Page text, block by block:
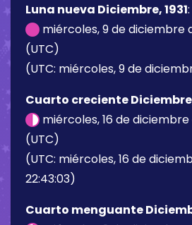
Luna nueva Diciembre, 1931:
miércoles, 9 de diciembre
(UTC)
(UTC: miércoles, 9 de
Cuarto creciente Diciembre,
miércoles, 16 de diciembre
(UTC)
(UTC: miércoles, 16 de
22:43:03)
Cuarto menguante